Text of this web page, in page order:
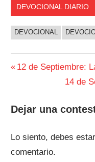
DEVOCIONAL DIARIO
DEVOCIONAL
Navegación
entradas
Entrada
12 de Septiembre:
14 de
Dejar una
Lo siento, debes
comentario.